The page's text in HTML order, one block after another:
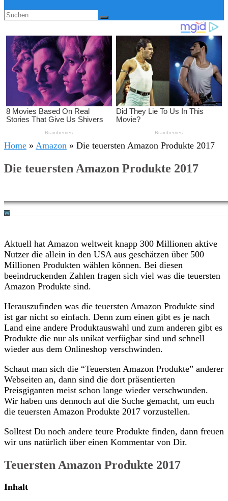
Home » Amazon » Die teuersten Amazon Produkte 2017
Die teuersten Amazon Produkte 2017
Aktuell hat Amazon weltweit knapp 300 Millionen aktive
Nutzer die allein in den USA aus geschätzen über 500
Millionen Produkten wählen können. Bei diesen
beeindruckenden Zahlen fragen sich viel was die teuersten
Amazon Produkte sind.
Herauszufinden was die teuersten Amazon Produkte sind
ist gar nicht so einfach. Denn zum einen gibt es je nach
Land eine andere Produktauswahl und zum anderen gibt es
Produkte die nur als unikat verfügbar sind und schnell
wieder aus dem Onlineshop verschwinden.
Schaut man sich die “Teuersten Amazon Produkte” anderer
Webseiten an, dann sind die dort präsentierten
Preisgiganten meist schon lange wieder verschwunden.
Wir haben uns dennoch auf die Suche gemacht, um euch
die teuersten Amazon Produkte 2017 vorzustellen.
Solltest Du noch andere teure Produkte finden, dann freuen
wir uns natürlich über einen Kommentar von Dir.
Teuersten Amazon Produkte 2017
Inhalt